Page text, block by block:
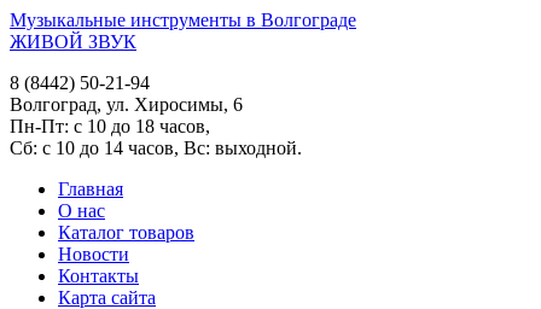
Музыкальные инструменты в Волгограде
ЖИВОЙ ЗВУК
8 (8442) 50-21-94
Волгоград, ул. Хиросимы, 6
Пн-Пт: с 10 до 18 часов,
Сб: с 10 до 14 часов, Вс: выходной.
Главная
О нас
Каталог товаров
Новости
Контакты
Карта сайта